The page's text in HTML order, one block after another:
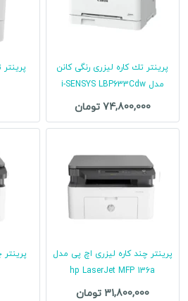
پرینتر تك كاره لیزری رنگی کانن
مدل i-SENSYS LBP633Cdw
74,800,000 تومان
پرینتر چند کاره لیزری اچ پی مدل
hp LaserJet MFP 136a
31,800,000 تومان